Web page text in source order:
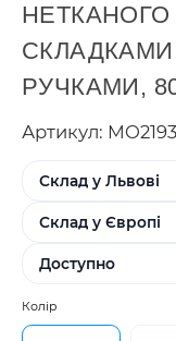
НЕТКАНОГО
РУЧКАМИ,
Артикул:
Склад у Львові
Склад у Європі
Доступно
Колір